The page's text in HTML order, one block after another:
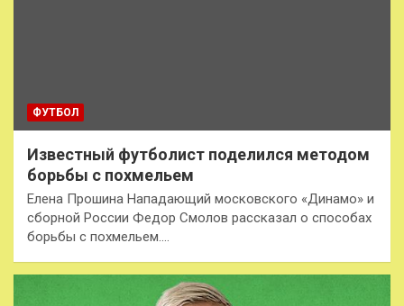
ФУТБОЛ
Известный футболист поделился методом
борьбы с похмельем
Елена Прошина Нападающий московского «Динамо» и
сборной России Федор Смолов рассказал о способах
борьбы с похмельем.…